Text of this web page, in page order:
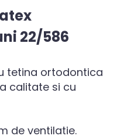
22/586
tetina ortodontica
calitate si cu
de ventilatie.